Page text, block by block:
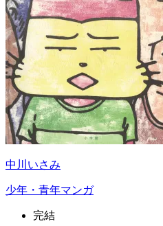
中川いさみ
少年・青年マンガ
完結